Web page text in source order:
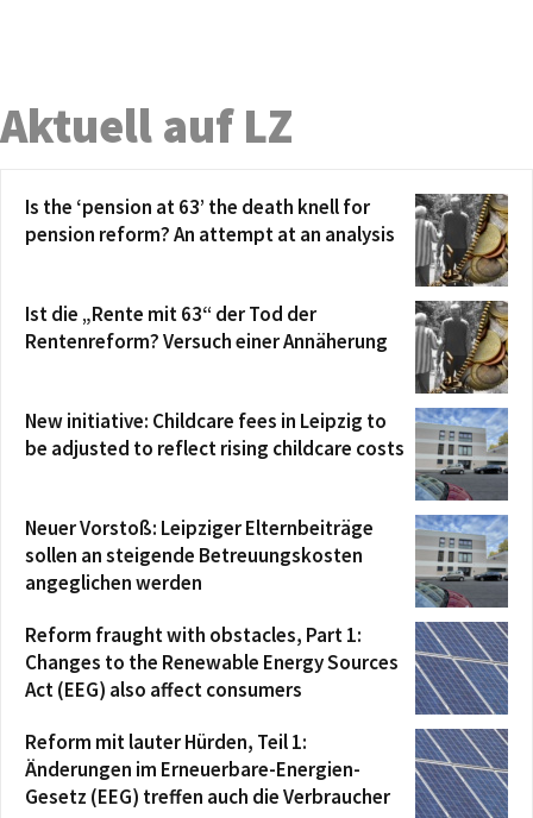
Aktuell auf LZ
Is the ‘pension at 63’ the death knell for
pension reform? An attempt at an analysis
Ist die „Rente mit 63“ der Tod der
Rentenreform? Versuch einer Annäherung
New initiative: Childcare fees in Leipzig to
be adjusted to reflect rising childcare costs
Neuer Vorstoß: Leipziger Elternbeiträge
sollen an steigende Betreuungskosten
angeglichen werden
Reform fraught with obstacles, Part 1:
Changes to the Renewable Energy Sources
Act (EEG) also affect consumers
Reform mit lauter Hürden, Teil 1:
Änderungen im Erneuerbare-Energien-
Gesetz (EEG) treffen auch die Verbraucher